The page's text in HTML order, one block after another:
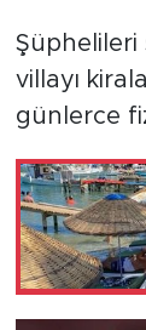
Şüphelileri
villayı
günlerce